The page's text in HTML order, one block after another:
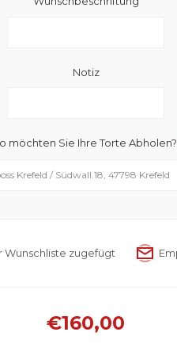
Notiz
möchten Sie Ihre Torte Abholen?
€160,00